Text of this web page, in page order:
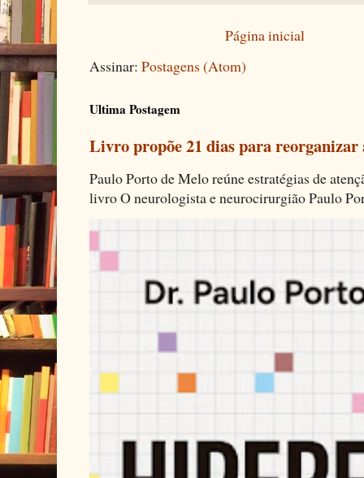
Página inicial
Assinar: Postagens (Atom)
Ultima Postagem
Livro propõe 21 dias para
Paulo Porto de Melo reúne estratégias de
livro O neurologista e neurocirurgião Paulo